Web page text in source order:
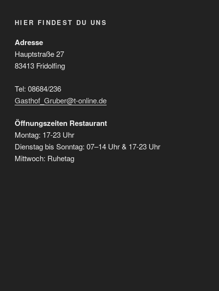
HIER FINDEST DU UNS
Adresse
Hauptstraße 27
83413 Fridolfing
Tel: 08684/236
Gasthof_Gruber@t-online.de
Öffnungszeiten Restaurant
Montag: 17-23 Uhr
Dienstag bis Sonntag: 07–14 Uhr & 17-23 Uhr
Mittwoch: Ruhetag